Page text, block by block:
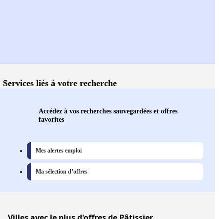
Services liés à votre recherche
Accédez à vos recherches sauvegardées et offres
favorites
Mes alertes emploi
Ma sélection d’offres